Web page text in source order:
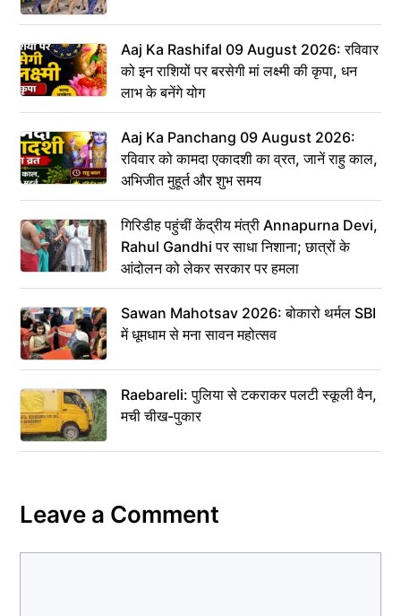
Aaj Ka Rashifal 09 August 2026: रविवार
को इन राशियों पर बरसेगी मां लक्ष्मी की कृपा, धन
लाभ के बनेंगे योग
Aaj Ka Panchang 09 August 2026:
रविवार को कामदा एकादशी का व्रत, जानें राहु काल,
अभिजीत मुहूर्त और शुभ समय
गिरिडीह पहुंचीं केंद्रीय मंत्री Annapurna Devi,
Rahul Gandhi पर साधा निशाना; छात्रों के
आंदोलन को लेकर सरकार पर हमला
Sawan Mahotsav 2026: बोकारो थर्मल SBI
में धूमधाम से मना सावन महोत्सव
Raebareli: पुलिया से टकराकर पलटी स्कूली वैन,
मची चीख-पुकार
Leave a Comment